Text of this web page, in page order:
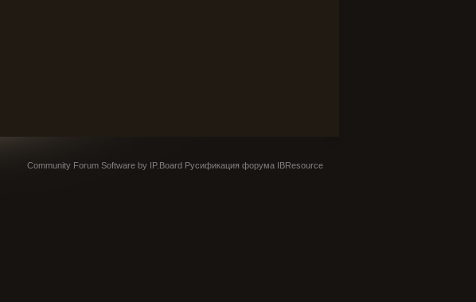
Community Forum Software by IP.Board Русификация форума IBResource